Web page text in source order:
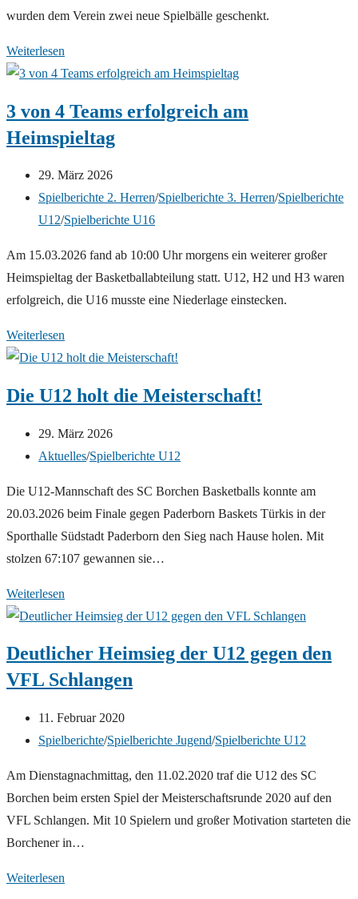
wurden dem Verein zwei neue Spielbälle geschenkt.
Weiterlesen
auf
Kreistag
3 von 4 Teams erfolgreich am
Heimspieltag
Beitrag
veröffentlicht:
29. März 2026
Beitrags-
Kategorie:
Spielberichte 2. Herren/Spielberichte 3. Herren/Spielberichte
U12/Spielberichte U16
Am 15.03.2026 fand ab 10:00 Uhr morgens ein weiterer großer
Heimspieltag der Basketballabteilung statt. U12, H2 und H3 waren
erfolgreich, die U16 musste eine Niederlage einstecken.
Weiterlesen
von
Teams
Die U12 holt die Meisterschaft!
Beitrag
veröffentlicht:
29. März 2026
Beitrags-
Aktuelles/Spielberichte U12
Die U12-Mannschaft des SC Borchen Basketballs konnte am
20.03.2026 beim Finale gegen Paderborn Baskets Türkis in der
Sporthalle Südstadt Paderborn den Sieg nach Hause holen. Mit
stolzen 67:107 gewannen sie…
Weiterlesen
U12
die
Meisterschaft!
Deutlicher Heimsieg der U12 gegen den
VFL Schlangen
Beitrag
veröffentlicht:
11. Februar 2020
Beitrags-
Spielberichte/Spielberichte Jugend/Spielberichte U12
Am Dienstagnachmittag, den 11.02.2020 traf die U12 des SC
Borchen beim ersten Spiel der Meisterschaftsrunde 2020 auf den
VFL Schlangen. Mit 10 Spielern und großer Motivation starteten die
Borchener in…
Weiterlesen